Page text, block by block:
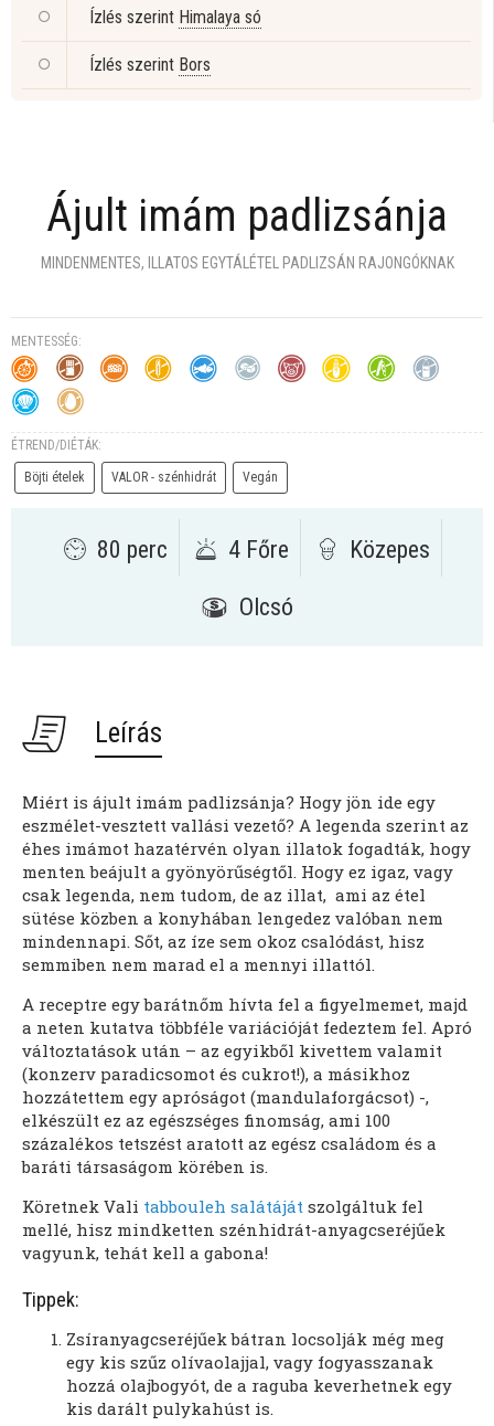
Ízlés szerint Himalaya só
Ízlés szerint Bors
Ájult imám padlizsánja
MINDENMENTES, ILLATOS EGYTÁLÉTEL PADLIZSÁN RAJONGÓKNAK
MENTESSÉG:
ÉTREND/DIÉTÁK:
Böjti ételek VALOR - szénhidrát Vegán
80 perc 4 Főre Közepes
Olcsó
Leírás
Miért is ájult imám padlizsánja? Hogy jön ide egy
eszmélet-vesztett vallási vezető? A legenda szerint az
éhes imámot hazatérvén olyan illatok fogadták, hogy
menten beájult a gyönyörűségtől. Hogy ez igaz, vagy
csak legenda, nem tudom, de az illat, ami az étel
sütése közben a konyhában lengedez valóban nem
mindennapi. Sőt, az íze sem okoz csalódást, hisz
semmiben nem marad el a mennyi illattól.
A receptre egy barátnőm hívta fel a figyelmemet, majd
a neten kutatva többféle variációját fedeztem fel. Apró
változtatások után – az egyikből kivettem valamit
(konzerv paradicsomot és cukrot!), a másikhoz
hozzátettem egy apróságot (mandulaforgácsot) -,
elkészült ez az egészséges finomság, ami 100
százalékos tetszést aratott az egész családom és a
baráti társaságom körében is.
Köretnek Vali tabbouleh salátáját szolgáltuk fel
mellé, hisz mindketten szénhidrát-anyagcseréjűek
vagyunk, tehát kell a gabona!
Tippek:
Zsíranyagcseréjűek bátran locsolják még meg
egy kis szűz olívaolajjal, vagy fogyasszanak
hozzá olajbogyót, de a raguba keverhetnek egy
kis darált pulykahúst is.